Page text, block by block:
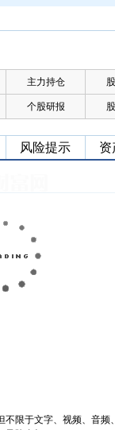
主力持仓
个股研报
风险提示 资
限于文字、视频、音